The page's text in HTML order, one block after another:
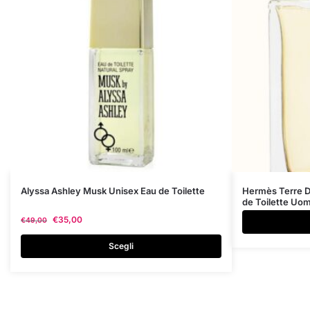
Alyssa Ashley Musk Unisex Eau de Toilette
€49,00 €35,00
Scegli
Questo
ha
più
varianti.
Hermès Terre
de Toilette